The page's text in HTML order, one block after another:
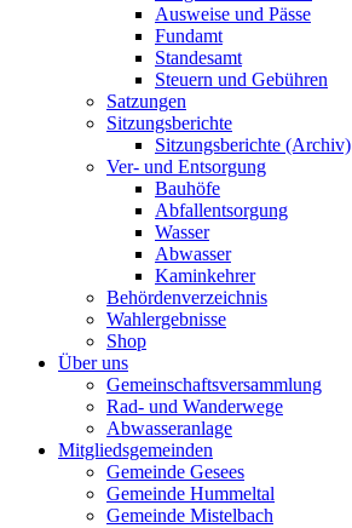
Ausweise und Pässe
Fundamt
Standesamt
Steuern und Gebühren
Satzungen
Sitzungsberichte
Sitzungsberichte (Archiv)
Ver- und Entsorgung
Bauhöfe
Abfallentsorgung
Wasser
Abwasser
Kaminkehrer
Behördenverzeichnis
Wahlergebnisse
Shop
Über uns
Gemeinschaftsversammlung
Rad- und Wanderwege
Abwasseranlage
Mitgliedsgemeinden
Gemeinde Gesees
Gemeinde Hummeltal
Gemeinde Mistelbach